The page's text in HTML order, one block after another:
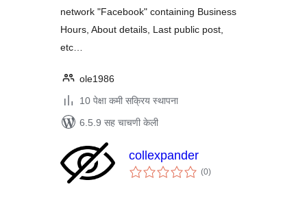
network "Facebook" containing Business
Hours, About details, Last public post,
etc…
ole1986
10 पेक्षा कमी सक्रिय स्थापना
6.5.9 सह चाचणी केली
collexpander
(0एकूण
मूल्यांकन
)